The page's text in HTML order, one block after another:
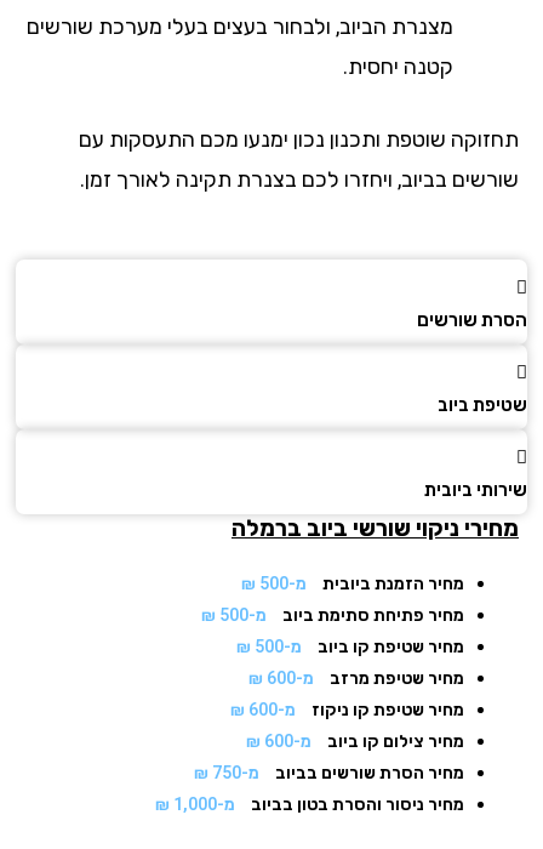
מצנרת הביוב, ולבחור בעצים בעלי מערכת שורשים
קטנה יחסית.
שוטפת ותכנון נכון ימנעו מכם התעסקות עם
בביוב, ויחזרו לכם בצנרת תקינה לאורך זמן.
שורשים
ביוב
ביובית
ניקוי שורשי ביובברמלה
מחיר הזמנת ביובית
מ-500 ₪
מחיר פתיחת סתימת ביוב
מ-500 ₪
מחיר שטיפת קו ביוב
מ-500 ₪
מחיר שטיפת מרזב
מ-600 ₪
מחיר שטיפת קו ניקוז
מ-600 ₪
מחיר צילום קו ביוב
מ-600 ₪
מחיר הסרת שורשים בביוב
מ-750 ₪
מחיר ניסור והסרת בטון בביוב
מ-1,000 ₪